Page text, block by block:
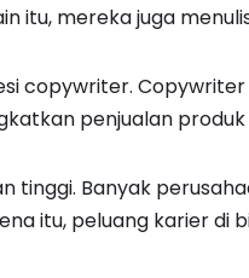
itu, mereka juga
copywriter.
penjualan produk
tinggi. Banyak
itu, peluang karier di